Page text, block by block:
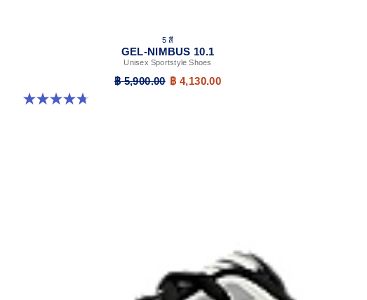
5 สี
GEL-NIMBUS 10.1
Unisex Sportstyle Shoes
฿ 5,900.00 ฿ 4,130.00
4.7 จาก 5 ดาว 305 รีวิว